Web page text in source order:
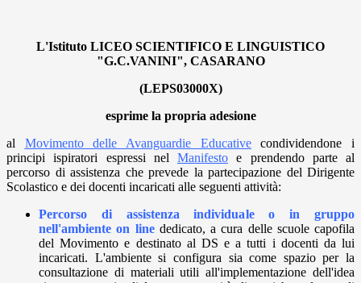
L'Istituto LICEO SCIENTIFICO E LINGUISTICO
"G.C.VANINI", CASARANO
(LEPS03000X)
esprime la propria adesione
al Movimento delle Avanguardie Educativecondividendone i
principi ispiratori espressi nel Manifesto e prendendo parte al
percorso di assistenza che prevede la partecipazione del Dirigente
Scolastico e dei docenti incaricati alle seguenti attività:
Percorso di assistenza individuale o in gruppo
nell'ambiente on linededicato, a cura delle scuole capofila
del Movimento e destinato al DS e a tutti i docenti da lui
incaricati. L'ambiente si configura sia come spazio per la
consultazione di materiali utili all'implementazione dell'idea